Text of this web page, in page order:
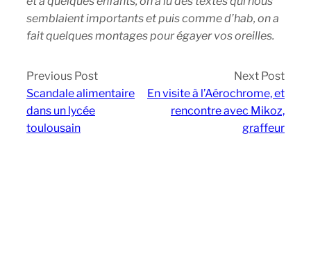
semblaient importants et puis comme d’hab, on a
fait quelques montages pour égayer vos oreilles.
Previous Post
Scandale alimentaire
dans un lycée
toulousain
Next Post
En visite à l’Aérochrome, et
rencontre avec Mikoz,
graffeur